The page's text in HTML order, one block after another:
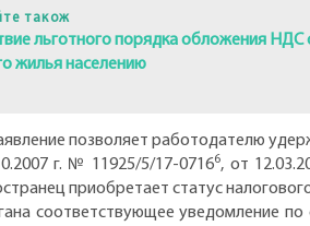
також
льготного порядка обложения НДС
жилья населению
позволяет работодателю
г. № 11925/5/17-07166, от
приобретает статус
соответствующее уведомление